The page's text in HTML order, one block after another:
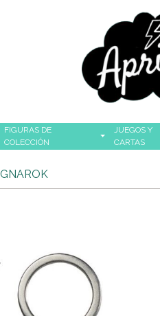
FIGURAS DE
COLECCIÓN
JUEGOS Y
CARTAS